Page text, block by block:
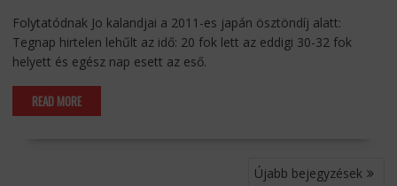
Folytatódnak Jo kalandjai a 2011-es japán ösztöndíj alatt:
Tegnap hirtelen lehűlt az idő: 20 fok lett az eddigi 30-32 fok
helyett és egész nap esett az eső.
READ MORE
Újabb bejegyzések